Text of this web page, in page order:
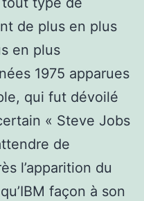
de plus en plus
en plus
1975 apparues
qui fut dévoilé
« Steve Jobs
de
l’apparition du
façon à son